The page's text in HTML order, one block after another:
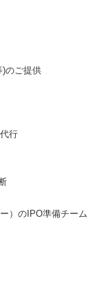
)のご提供
行
）のIPO準備チーム